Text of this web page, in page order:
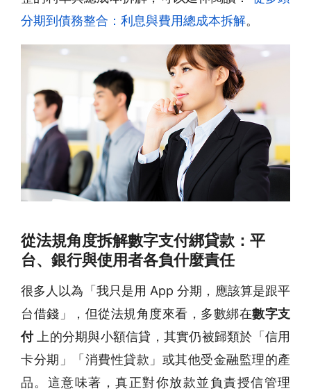
分期到債務整合：利息與費用總成本拆解。
從法規角度拆解數字支付綁貸款：平
台、銀行與使用者各負什麼責任
很多人以為「我只是用 App 分期，應該算是跟平
台借錢」，但從法規角度來看，多數綁在數字支
付上的分期與小額信貸，其實仍被歸類於「信用
卡分期」「消費性貸款」或其他受金融監理的產
品。這意味著，真正對你放款並負責授信管理